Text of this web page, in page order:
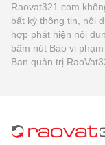
Raovat321.com
bất kỳ thông tin, nội
hợp phát hiện nội
bấm nút Báo vi
Ban quản trị